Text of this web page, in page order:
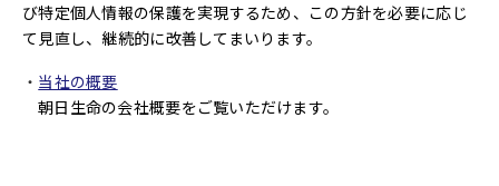
び特定個人情報の保護を実現するため、この方針を必要に応じ
て見直し、継続的に改善してまいります。
当社の概要
朝日生命の会社概要をご覧いただけます。